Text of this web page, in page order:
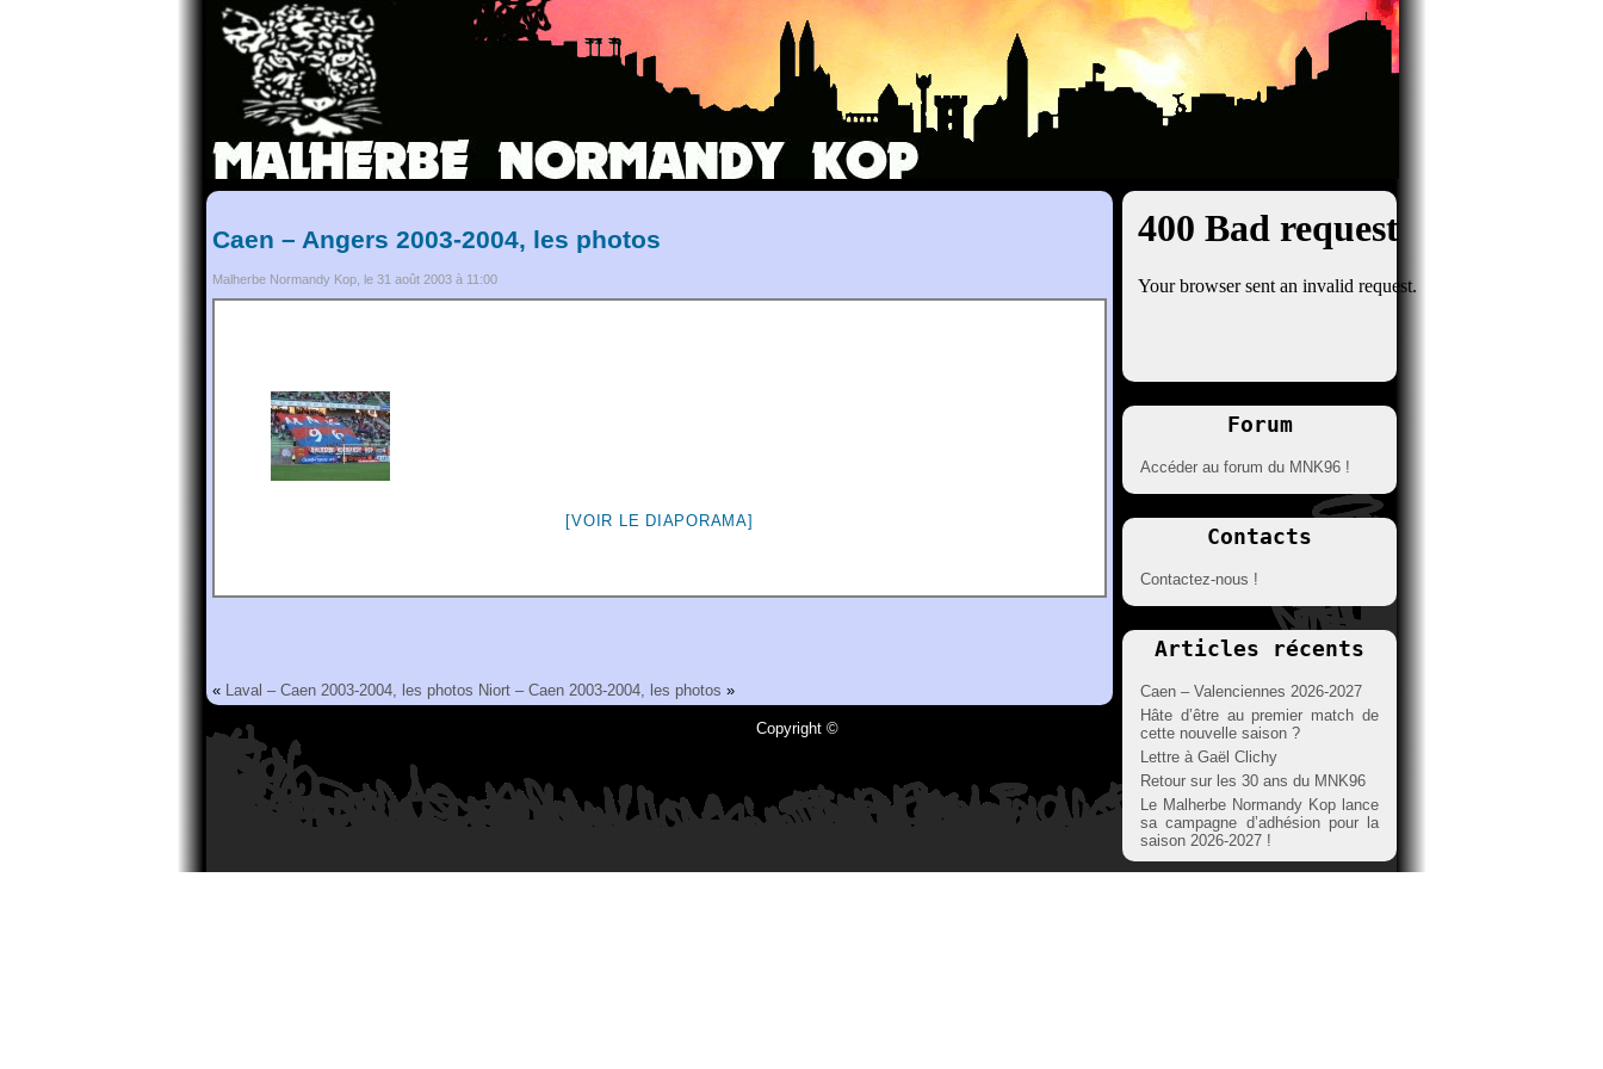
Caen – Angers 2003-2004, les photos
Malherbe Normandy Kop, le 31 août 2003 à 11:00
[VOIR LE DIAPORAMA]
« Laval – Caen 2003-2004, les photos Niort – Caen 2003-2004, les photos »
Forum
Accéder au forum du MNK96 !
Contacts
Contactez-nous !
Articles récents
Caen – Valenciennes 2026-2027
Hâte d’être au premier match de
cette nouvelle saison ?
Lettre à Gaël Clichy
Retour sur les 30 ans du MNK96
Le Malherbe Normandy Kop lance
sa campagne d’adhésion pour la
saison 2026-2027 !
Copyright ©